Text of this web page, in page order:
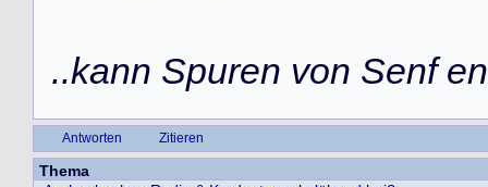
..kann Spuren von Senf
Antworten Zitieren
Thema